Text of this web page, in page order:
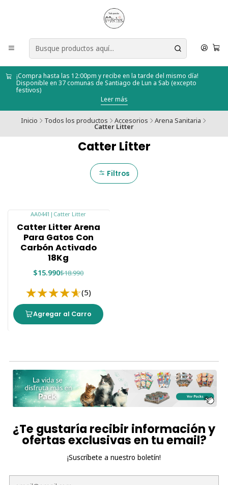
¡Compra hasta las 12:00pm y recibe en la tarde del mismo día!
Disponible en 37 comunas de Santiago de Lun a Sab (excepto
festivos)
Leer más
Inicio Todos los productos Accesorios Arena Sanitaria
Catter Litter
Catter Litter
Filtros
AA0441 | Catter Litter
Catter Litter Arena
Para Gatos Con
Carbón Activado
18Kg
$15.990$18.990
(5)
Agregar al Carro
¿Te gustaría recibir información y
ofertas exclusivas en tu email?
¡Suscríbete a nuestro boletín!